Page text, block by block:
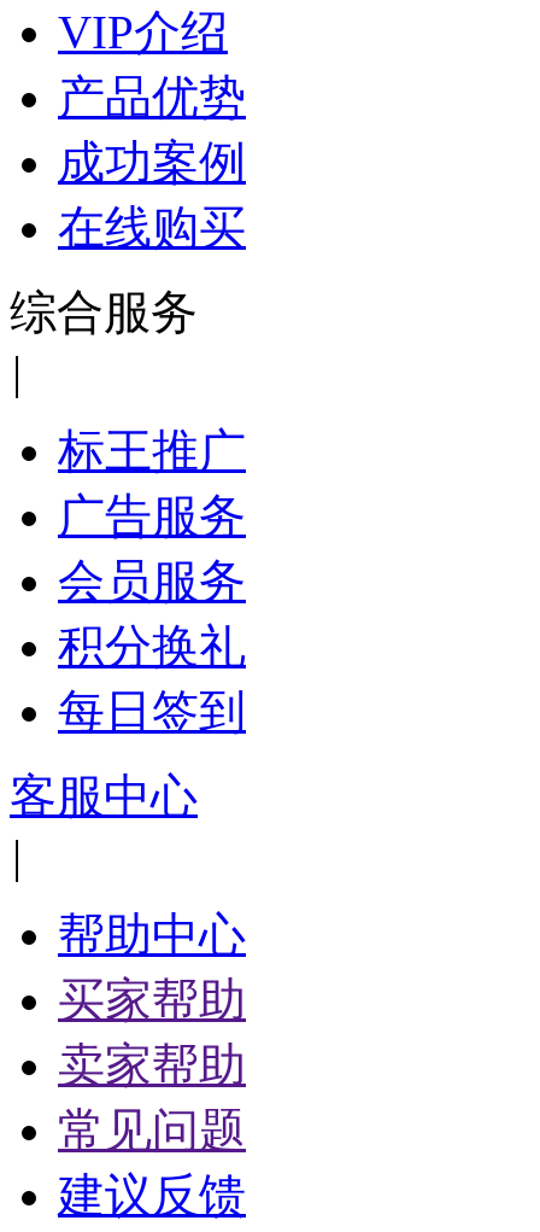
VIP介绍
产品优势
成功案例
在线购买
综合服务
|
标王推广
广告服务
会员服务
积分换礼
每日签到
客服中心
|
帮助中心
买家帮助
卖家帮助
常见问题
建议反馈